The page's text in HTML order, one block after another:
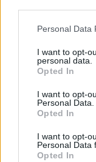
Please note that
not limited to your
grant or deny
use your data for
consent section.
Personal Data
I want to opt-
personal data.
Opted In
I want to opt-
Personal Data.
Opted In
I want to opt-
Personal Data
Opted In
arriverà pronto
competizioni.